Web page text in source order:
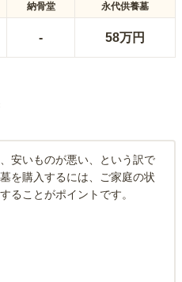
納骨堂 永代供養墓
- 58万円
安いものが悪い、という訳で
を購入するには、ご家庭の状
ることがポイントです。